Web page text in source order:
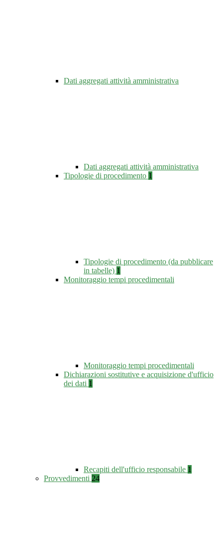
Dati aggregati attività amministrativa
Dati aggregati attività amministrativa
Tipologie di procedimento 1
Tipologie di procedimento (da pubblicare
in tabelle) 1
Monitoraggio tempi procedimentali
Monitoraggio tempi procedimentali
Dichiarazioni sostitutive e acquisizione d'ufficio
dei dati 1
Recapiti dell'ufficio responsabile 1
Provvedimenti 24